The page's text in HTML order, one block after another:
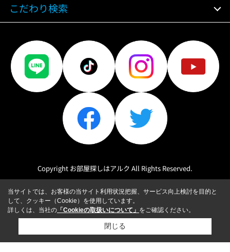
こだわり検索
Copyright お部屋探しはアルク All Rights Reserved.
当サイトでは、お客様の当サイト利用状況把握、サービス向上検討を目的と
して、クッキー（Cookie）を使用しています。
詳しくは、当社の 「Cookieの取扱いについて」 をご確認ください。
閉じる